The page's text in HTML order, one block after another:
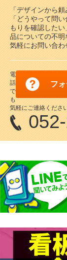
「デザインから
「どうやって問
もりを確認した
品についての不
気軽にお問い合わ
フ
電
話
で
も
気軽にご連絡くださ